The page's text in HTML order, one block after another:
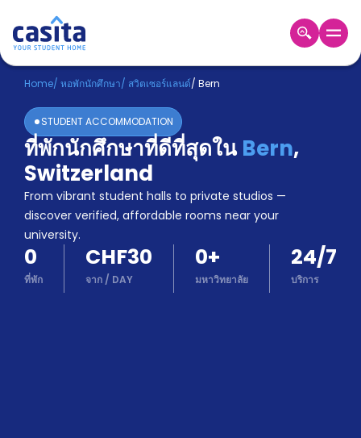
Home TH CHF
เข้าสู่
ระบบ
Booking
Accommodation
About
us
Blog
Refer
And
Earn
Become
Home/ หอพักนักศึกษา/ สวิตเซอร์แลนด์/ Bern
STUDENT ACCOMMODATION
ที่พักนักศึกษาที่ดีที่สุดใน Bern,
Switzerland
From vibrant student halls to private studios —
discover verified, affordable rooms near your
university.
0
ที่พัก
CHF30
จาก / DAY
0+
มหาวิทยาลัย
24/7
บริการ